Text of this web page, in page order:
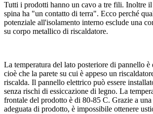
Tutti i prodotti hanno un cavo a tre fili. Inoltre il
spina ha "un contatto di terra". Ecco perché
potenziale all'isolamento interno esclude una
su corpo metallico di riscaldatore.
La temperatura del lato posteriore di pannello
cioè che la parete su cui è appeso un
riscalda. Il pannello elettrico può essere
senza rischi di essiccazione di legno. La
frontale del prodotto è di 80-85 C. Grazie a una
adeguata di prodotto, è impossibile ottenere